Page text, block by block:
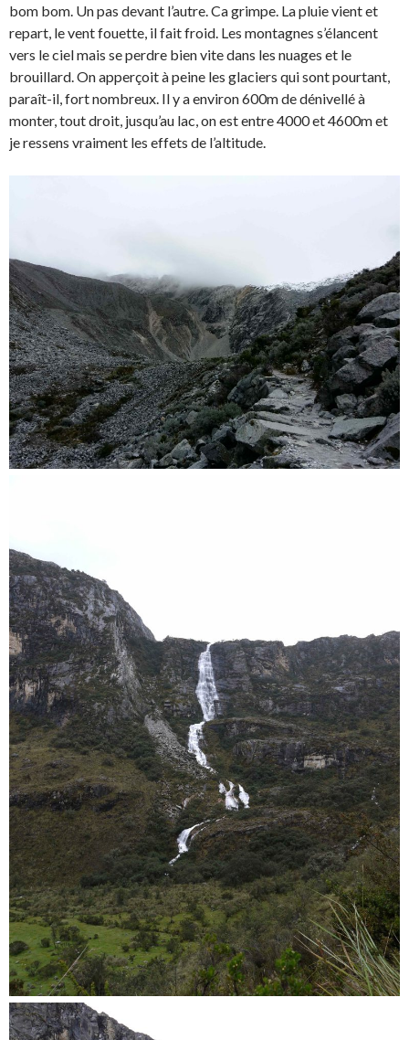
bom bom. Un pas devant l’autre. Ca grimpe. La pluie vient et
repart, le vent fouette, il fait froid. Les montagnes s’élancent
vers le ciel mais se perdre bien vite dans les nuages et le
brouillard. On apperçoit à peine les glaciers qui sont pourtant,
paraît-il, fort nombreux. Il y a environ 600m de dénivellé à
monter, tout droit, jusqu’au lac, on est entre 4000 et 4600m et
je ressens vraiment les effets de l’altitude.